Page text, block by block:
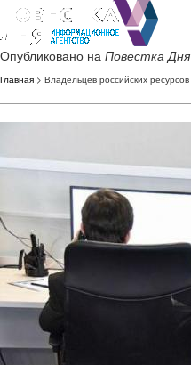
Опубликовано на Повестка Дня
Главная > Владельцев российских